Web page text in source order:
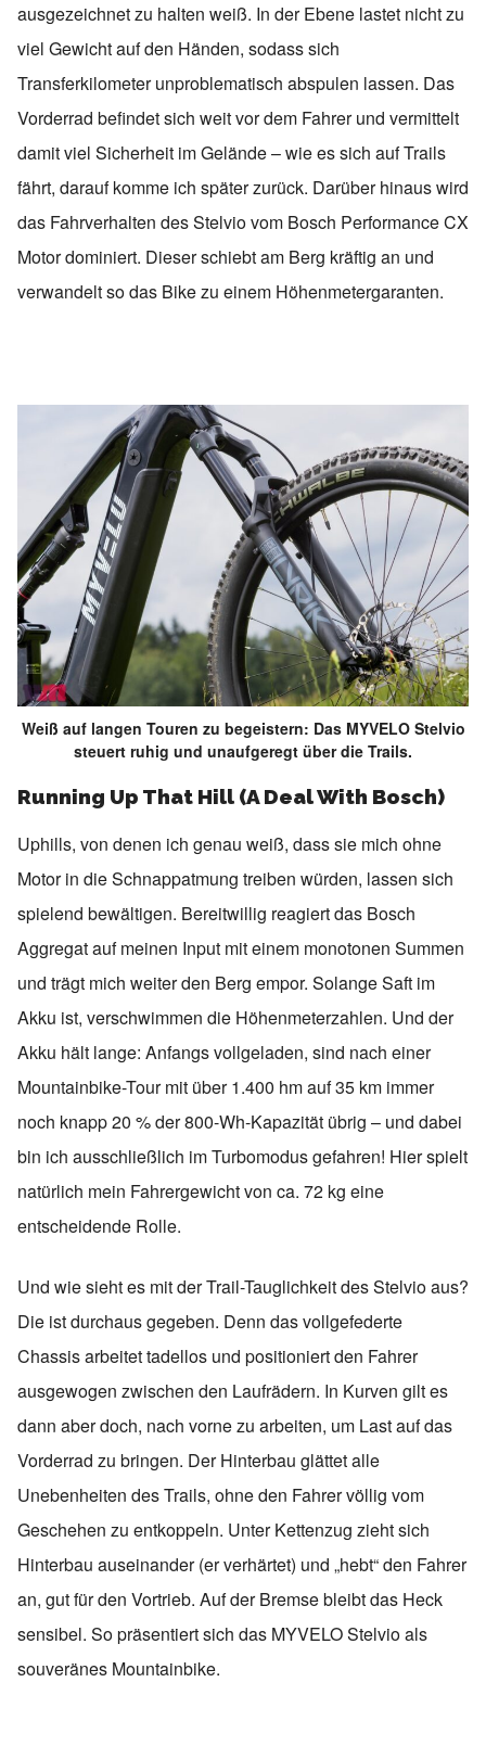
ausgezeichnet zu halten weiß. In der Ebene lastet nicht zu
viel Gewicht auf den Händen, sodass sich
Transferkilometer unproblematisch abspulen lassen. Das
Vorderrad befindet sich weit vor dem Fahrer und vermittelt
damit viel Sicherheit im Gelände – wie es sich auf Trails
fährt, darauf komme ich später zurück. Darüber hinaus wird
das Fahrverhalten des Stelvio vom Bosch Performance CX
Motor dominiert. Dieser schiebt am Berg kräftig an und
verwandelt so das Bike zu einem Höhenmetergaranten.
Weiß auf langen Touren zu begeistern: Das MYVELO Stelvio
steuert ruhig und unaufgeregt über die Trails.
Running Up That Hill (A Deal With Bosch)
Uphills, von denen ich genau weiß, dass sie mich ohne
Motor in die Schnappatmung treiben würden, lassen sich
spielend bewältigen. Bereitwillig reagiert das Bosch
Aggregat auf meinen Input mit einem monotonen Summen
und trägt mich weiter den Berg empor. Solange Saft im
Akku ist, verschwimmen die Höhenmeterzahlen. Und der
Akku hält lange: Anfangs vollgeladen, sind nach einer
Mountainbike-Tour mit über 1.400 hm auf 35 km immer
noch knapp 20 % der 800-Wh-Kapazität übrig – und dabei
bin ich ausschließlich im Turbomodus gefahren! Hier spielt
natürlich mein Fahrergewicht von ca. 72 kg eine
entscheidende Rolle.
Und wie sieht es mit der Trail-Tauglichkeit des Stelvio aus?
Die ist durchaus gegeben. Denn das vollgefederte
Chassis arbeitet tadellos und positioniert den Fahrer
ausgewogen zwischen den Laufrädern. In Kurven gilt es
dann aber doch, nach vorne zu arbeiten, um Last auf das
Vorderrad zu bringen. Der Hinterbau glättet alle
Unebenheiten des Trails, ohne den Fahrer völlig vom
Geschehen zu entkoppeln. Unter Kettenzug zieht sich
Hinterbau auseinander (er verhärtet) und „hebt“ den Fahrer
an, gut für den Vortrieb. Auf der Bremse bleibt das Heck
sensibel. So präsentiert sich das MYVELO Stelvio als
souveränes Mountainbike.